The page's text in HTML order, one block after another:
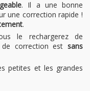
. Il a une bonne
une correction rapide !
.
le rechargerez de
correction est sans
petites et les grandes